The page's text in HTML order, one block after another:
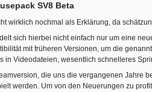
SV8 Beta
wirklich nochmal als Erklärung, da
sich hierbei nicht einfach nur um eine
mit früheren Versionen, um die
in Videodateien, wesentlich schnelleres
die uns die vergangenen Jahre
werden. Um von den Neuerungen zu